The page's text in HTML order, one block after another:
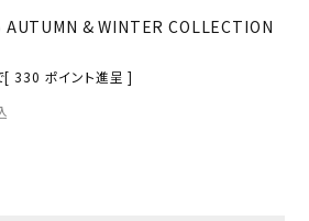
& WINTER COLLECTION
[ 330 ポイント進呈 ]